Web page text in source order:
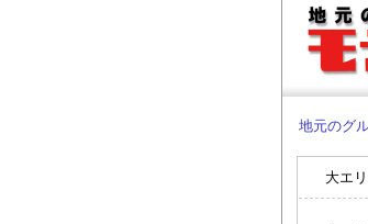
地元のグ
大エ